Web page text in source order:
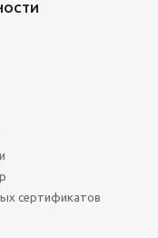
сертификатов